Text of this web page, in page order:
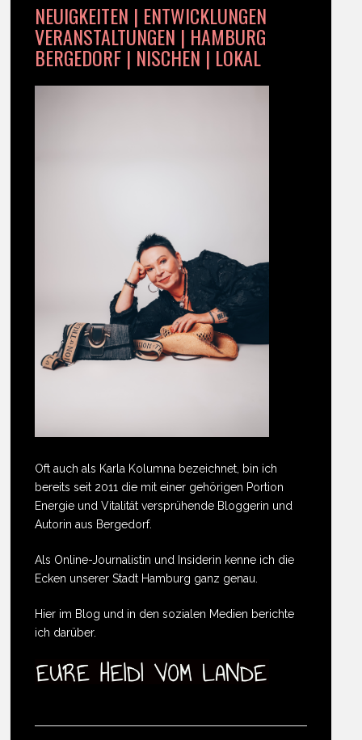
NEUIGKEITEN | ENTWICKLUNGEN
VERANSTALTUNGEN | HAMBURG
BERGEDORF | NISCHEN | LOKAL
Oft auch als Karla Kolumna bezeichnet, bin ich
bereits seit 2011 die mit einer gehörigen Portion
Energie und Vitalität versprühende Bloggerin und
Autorin aus Bergedorf.
Als Online-Journalistin und Insiderin kenne ich die
Ecken unserer Stadt Hamburg ganz genau.
Hier im Blog und in den sozialen Medien berichte
ich darüber.